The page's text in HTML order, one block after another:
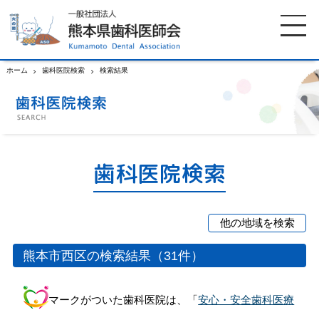
ホーム 歯科医院検索 検索結果
歯科医院検索
他の地域を検索
熊本市
中央区
北区
東区
宇土郡市
玉名郡市
荒尾市
山鹿市
上益城郡
下益城郡
熊本市西区の検索結果（31件）
マークがついた歯科医院は、「安心・安全歯科医療
ホーム 歯科医師会について
休日当番医
お知らせ 口腔保健センター
国保組合からのお知らせ